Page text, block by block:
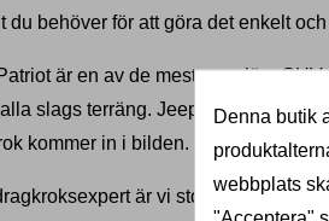
du behöver för att göra det enkelt
är en av de mest populära
slags terräng. Jeep Patriot är
kommer in i bilden.
är vi stolta över att
Denna butik
webbplats
"Acceptera"